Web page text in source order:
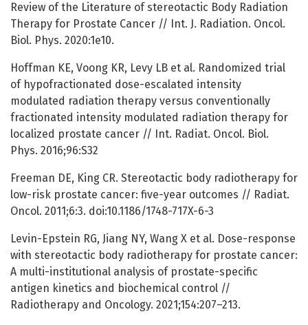
Review of the Literature of stereotactic Body Radiation
Therapy for Prostate Cancer // Int. J. Radiation. Oncol.
Biol. Phys. 2020:1e10.
Hoffman KE, Voong KR, Levy LB et al. Randomized trial
of hypofractionated dose-escalated intensity
modulated radiation therapy versus conventionally
fractionated intensity modulated radiation therapy for
localized prostate cancer // Int. Radiat. Oncol. Biol.
Phys. 2016;96:S32
Freeman DE, King CR. Stereotactic body radiotherapy for
low-risk prostate cancer: five-year outcomes // Radiat.
Oncol. 2011;6:3. doi:10.1186/1748-717X-6-3
Levin-Epstein RG, Jiang NY, Wang X et al. Dose-response
with stereotactic body radiotherapy for prostate cancer:
A multi-institutional analysis of prostate-specific
antigen kinetics and biochemical control //
Radiotherapy and Oncology. 2021;154:207–213.